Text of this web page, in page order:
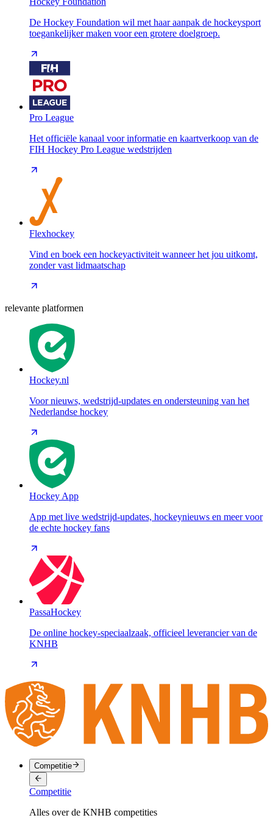
De Hockey Foundation wil met haar aanpak de hockeysport
toegankelijker maken voor een grotere doelgroep.
Pro League
Het officiële kanaal voor informatie en kaartverkoop van de
FIH Hockey Pro League wedstrijden
Flexhockey
Vind en boek een hockeyactiviteit wanneer het jou uitkomt,
zonder vast lidmaatschap
relevante platformen
Hockey.nl
Voor nieuws, wedstrijd-updates en ondersteuning van het
Nederlandse hockey
Hockey App
App met live wedstrijd-updates, hockeynieuws en meer voor
de echte hockey fans
PassaHockey
De online hockey-speciaalzaak, officieel leverancier van de
KNHB
Competitie
Competitie
Alles over de KNHB competities